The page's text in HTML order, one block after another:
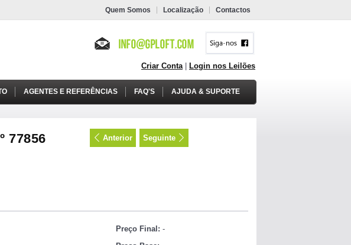
Quem Somos Localização Contactos
Criar Conta| Login nos Leilões
AGENTES E REFERÊNCIAS FAQ'S AJUDA & SUPORTE
77856 Anterior Seguinte
Preço Final: -